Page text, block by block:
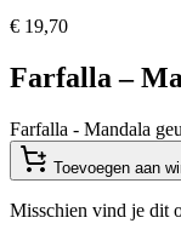
€ 19,70
Farfalla –
Farfalla - Mandala
Toevoegen aan
Misschien vind je dit